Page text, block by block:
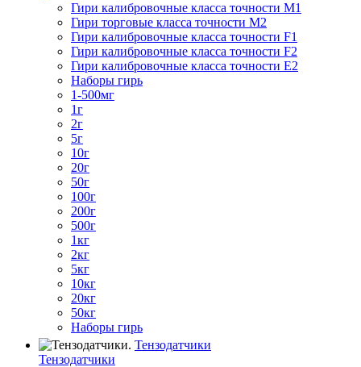
Гири калибровочные класса точности M1
Гири торговые класса точности M2
Гири калибровочные класса точности F1
Гири калибровочные класса точности F2
Гири калибровочные класса точности E2
Наборы гирь
1-500мг
1г
2г
5г
10г
20г
50г
100г
200г
500г
1кг
2кг
5кг
10кг
20кг
50кг
Наборы гирь
Тензодатчики
Тензодатчики